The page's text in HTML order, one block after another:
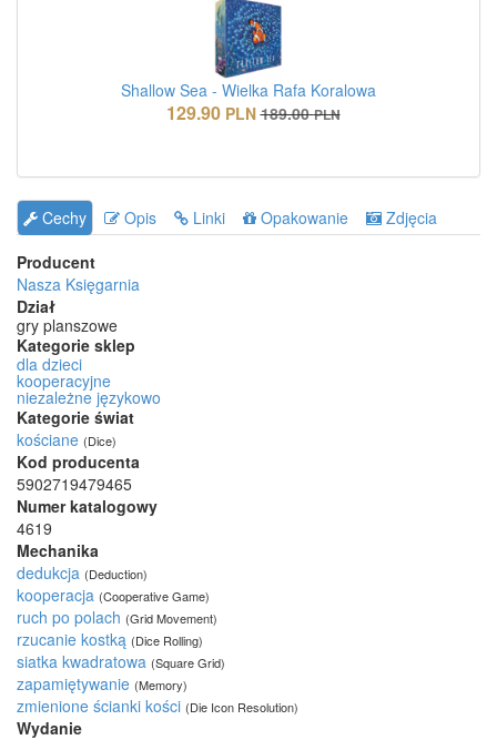
Shallow Sea - Wielka Rafa Koralowa
129.90 PLN 189.00 PLN
Cechy Opis Linki Opakowanie
Zdjęcia
Producent
Nasza Księgarnia
Dział
gry planszowe
Kategorie sklep
dla dzieci
kooperacyjne
niezależne językowo
Kategorie świat
kościane (Dice)
Kod producenta
5902719479465
Numer katalogowy
4619
Mechanika
dedukcja (Deduction)
kooperacja (Cooperative Game)
ruch po polach (Grid Movement)
rzucanie kostką (Dice Rolling)
siatka kwadratowa (Square Grid)
zapamiętywanie (Memory)
zmienione ścianki kości (Die Icon Resolution)
Wydanie